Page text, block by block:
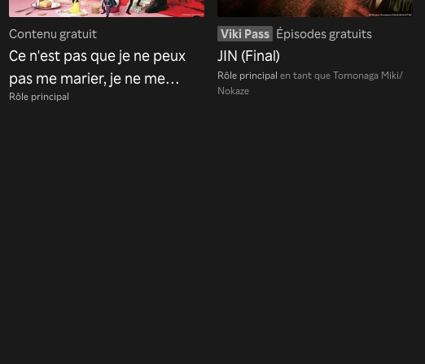
Contenu gratuit
Ce n'est pas que je ne peux
pas me marier, je ne me
marie pas
Rôle principal
Viki Pass Épisodes gratuits
JIN (Final)
Rôle principal en tant que Tomonaga Miki/
Nokaze